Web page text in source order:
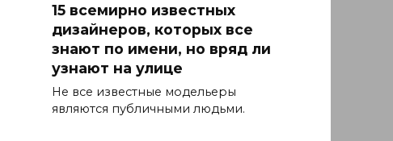
15 всемирно известных
дизайнеров, которых все
знают по имени, но вряд ли
узнают на улице
Не все известные модельеры
являются публичными людьми.